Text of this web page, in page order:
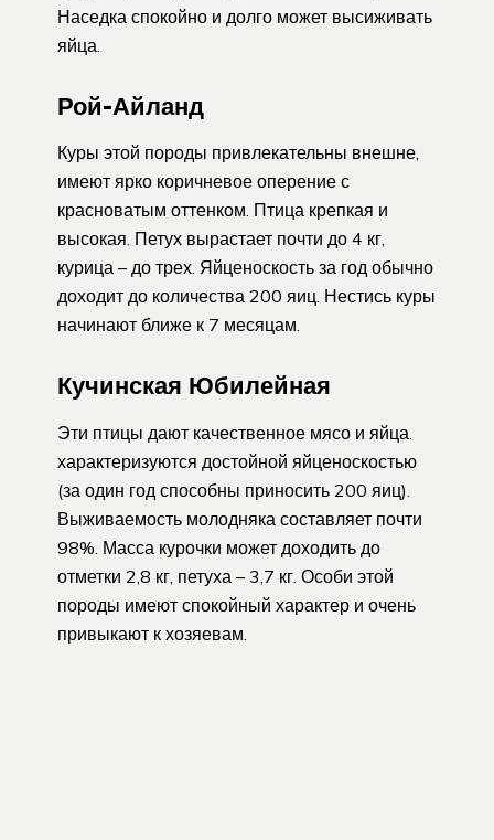
Наседка спокойно и долго может высиживать
яйца.
Рой-Айланд
Куры этой породы привлекательны внешне,
имеют ярко коричневое оперение с
красноватым оттенком. Птица крепкая и
высокая. Петух вырастает почти до 4 кг,
курица – до трех. Яйценоскость за год обычно
доходит до количества 200 яиц. Нестись куры
начинают ближе к 7 месяцам.
Кучинская Юбилейная
Эти птицы дают качественное мясо и яйца.
характеризуются достойной яйценоскостью
(за один год способны приносить 200 яиц).
Выживаемость молодняка составляет почти
98%. Масса курочки может доходить до
отметки 2,8 кг, петуха – 3,7 кг. Особи этой
породы имеют спокойный характер и очень
привыкают к хозяевам.